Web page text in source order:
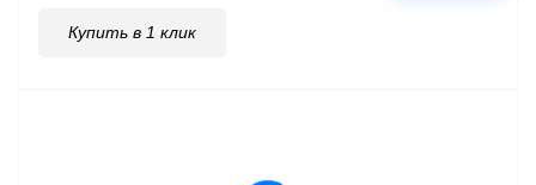
Купить в 1 клик